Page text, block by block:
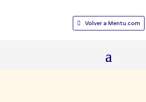
Volver a Mentu.com